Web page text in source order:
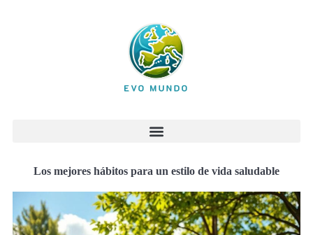
Los mejores hábitos para un estilo de vida saludable